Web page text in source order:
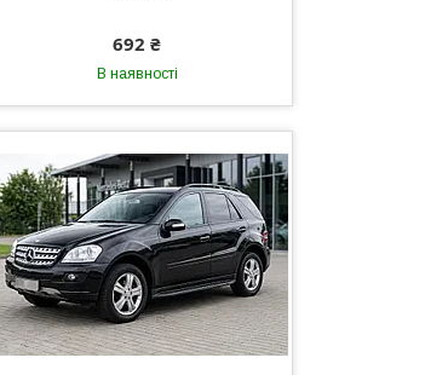
692 ₴
В наявності